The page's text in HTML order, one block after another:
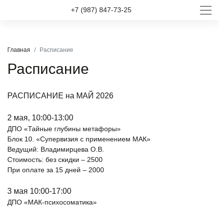
+7 (987) 847-73-25
Главная Расписание
Расписание
РАСПИСАНИЕ на МАЙ 2026
2 мая, 10:00-13:00
ДПО «Тайные глубины метафоры»
Блок 10. «Супервизия с применением МАК»
Ведущий: Владимирцева О.В.
Стоимость: без скидки – 2500
При оплате за 15 дней – 2000
3 мая 10:00-17:00
ДПО «МАК-психосоматика»